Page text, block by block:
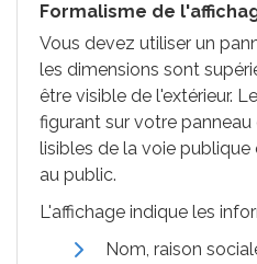
Formalisme de
Vous devez utiliser un
les dimensions sont
être visible de l'extérieur.
figurant sur votre
lisibles de la voie
au public.
L'affichage indique les
Nom, raison